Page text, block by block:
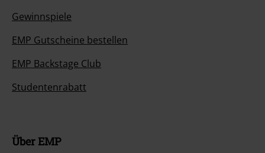
Gewinnspiele
EMP Gutscheine bestellen
EMP Backstage Club
Studentenrabatt
Über EMP